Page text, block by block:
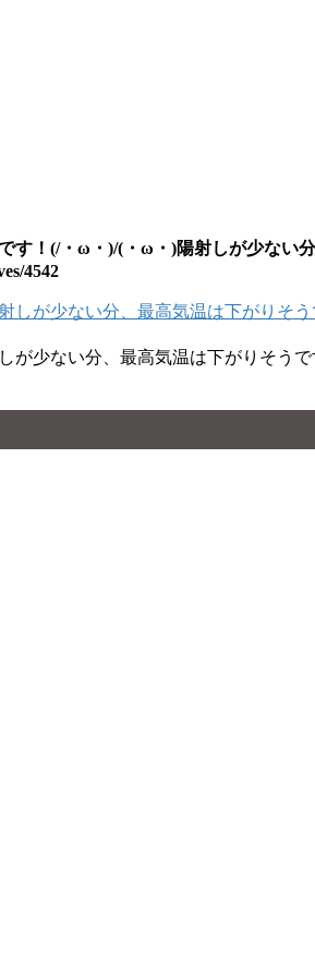
す！(/・ω・)/(・ω・)陽射しが少ない
4542
少ない分、最高気温は下がりそう